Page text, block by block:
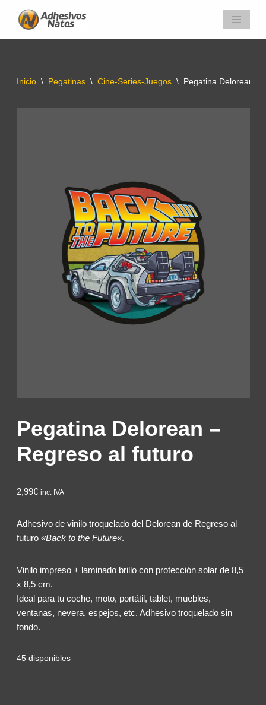
Saltar
Inicio \ Pegatinas \ Cine-Series-Juegos \ Pegatina Delorean –
Pegatina Delorean –
Regreso al futuro
2,99€ inc. IVA
Adhesivo de vinilo troquelado del Delorean de Regreso al
futuro «Back to the Future«.
Vinilo impreso + laminado brillo con protección solar de 8,5
x 8,5 cm.
Ideal para tu coche, moto, portátil, tablet, muebles,
ventanas, nevera, espejos, etc. Adhesivo troquelado sin
fondo.
45 disponibles